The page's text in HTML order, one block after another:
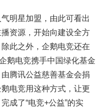
明星加盟，由此可看出
资源，开始向建设全方
此之外，企鹅电竞还在
鹅电竞携手中国绿化基金
腾讯公益慈善基金会捐
电竞用这种方式，让更
成了“电竞+公益”的实